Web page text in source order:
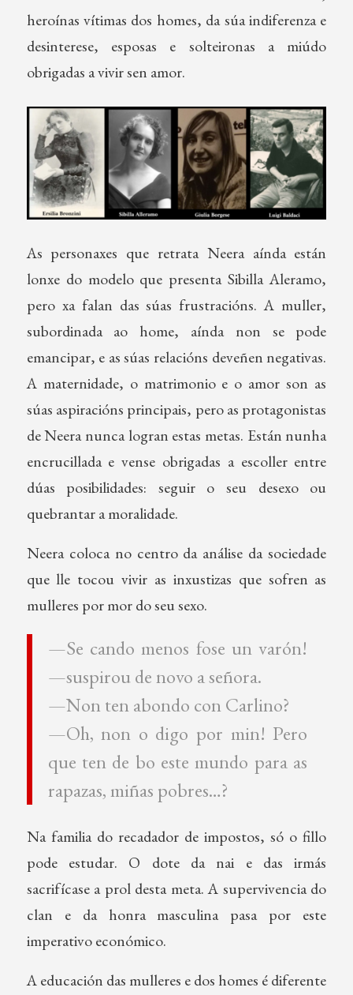
heroínas vítimas dos homes, da súa indiferenza e
desinterese, esposas e solteironas a miúdo
obrigadas a vivir sen amor.
As personaxes que retrata Neera aínda están
lonxe do modelo que presenta Sibilla Aleramo,
pero xa falan das súas frustracións. A muller,
subordinada ao home, aínda non se pode
emancipar, e as súas relacións deveñen negativas.
A maternidade, o matrimonio e o amor son as
súas aspiracións principais, pero as protagonistas
de Neera nunca logran estas metas. Están nunha
encrucillada e vense obrigadas a escoller entre
dúas posibilidades: seguir o seu desexo ou
quebrantar a moralidade.
Neera coloca no centro da análise da sociedade
que lle tocou vivir as inxustizas que sofren as
mulleres por mor do seu sexo.
—Se cando menos fose un varón!
—suspirou de novo a señora.
—Non ten abondo con Carlino?
—Oh, non o digo por min! Pero
que ten de bo este mundo para as
rapazas, miñas pobres…?
Na familia do recadador de impostos, só o fillo
pode estudar. O dote da nai e das irmás
sacrifícase a prol desta meta. A supervivencia do
clan e da honra masculina pasa por este
imperativo económico.
A educación das mulleres e dos homes é diferente